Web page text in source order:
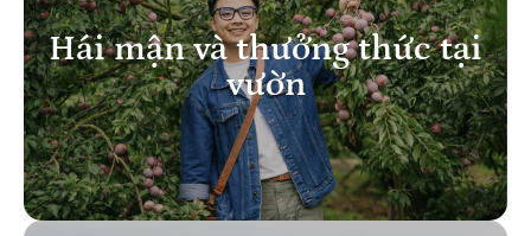
Hái mận và thưởng thức tại
vườn